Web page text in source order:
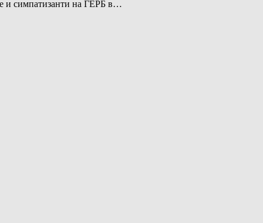
и симпатизанти на ГЕРБ в…